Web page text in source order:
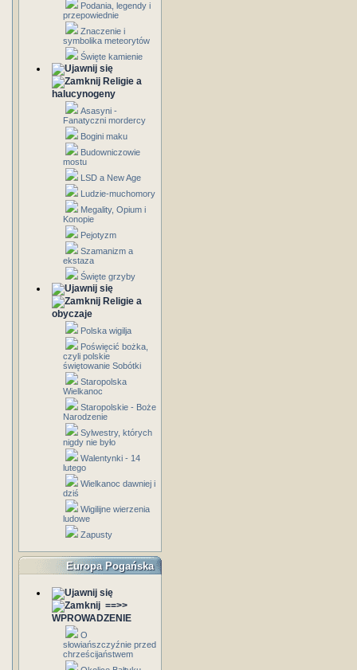
Podania, legendy i
przepowiednie
Znaczenie i
symbolika meteorytów
Święte kamienie
Religie a
halucynogeny
Asasyni -
Fanatyczni mordercy
Bogini maku
Budowniczowie
mostu
LSD a New Age
Ludzie-muchomory
Megality, Opium i
Konopie
Pejotyzm
Szamanizm a
ekstaza
Święte grzyby
Religie a
obyczaje
Polska wigilja
Poświęcić bożka,
czyli polskie
świętowanie Sobótki
Staropolska
Wielkanoc
Staropolskie - Boże
Narodzenie
Sylwestry, których
nigdy nie było
Walentynki - 14
lutego
Wielkanoc dawniej i
dziś
Wigilijne wierzenia
ludowe
Zapusty
Europa Pogańska
==>>
WPROWADZENIE
O
słowiańszczyźnie przed
chrześcijaństwem